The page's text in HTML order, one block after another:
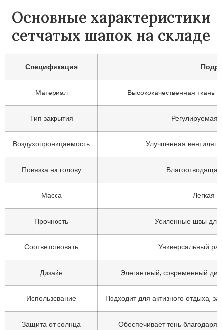
Основные характеристики
сетчатых шапок на складе
Спецификация
Материал Высококачественная ткань
Тип закрытия Регулируемая
Воздухопроницаемость Улучшенная
Повязка на голову
Масса Легкая
Прочность Усиленные швы для
Соответствовать Универсальный
Дизайн Элегантный, современный
Использование Подходит для активного отдыха,
Защита от солнца Обеспечивает тень благодаря